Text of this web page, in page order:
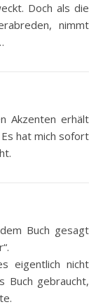
Doch als die
nimmt
Akzenten erhält
hat mich sofort
Buch gesagt
eigentlich nicht
Buch gebraucht,